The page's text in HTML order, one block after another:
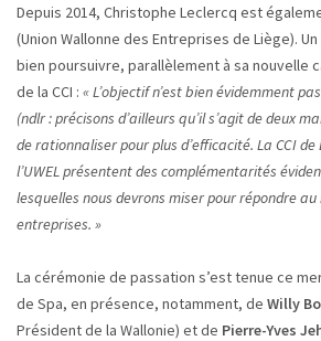
Depuis 2014, Christophe Leclercq est
(Union Wallonne des Entreprises de Liège).
bien poursuivre, parallèlement à sa nouvelle
de la CCI : « L’objectif n’est bien évidemment
(ndlr : précisons d’ailleurs qu’il s’agit de deux
de rationnaliser pour plus d’efficacité. La CCI
l’UWEL présentent des complémentarités
lesquelles nous devrons miser pour répondre
entreprises. »
La cérémonie de passation s’est tenue ce
de Spa, en présence, notamment, de Willy
Président de la Wallonie) et de Pierre-Yves